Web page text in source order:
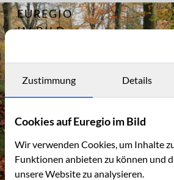
EUREGIO
IM BILD
Archiv
Kontakt
Archiv 1500
Zustimmung Details
Cookies auf Euregio im Bild
Wir verwenden Cookies, um Inhalte
Funktionen anbieten zu können und
unsere Website zu analysieren.